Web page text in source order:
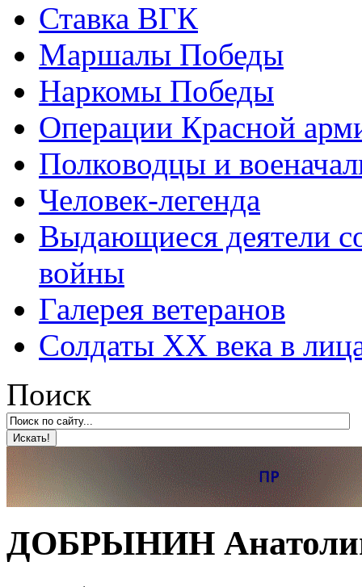
Ставка ВГК
Маршалы Победы
Наркомы Победы
Операции Красной
Полководцы и
Человек-легенда
Выдающиеся деятели
войны
Галерея ветеранов
Солдаты XX века в
Поиск
ДОБРЫНИН Анатолий